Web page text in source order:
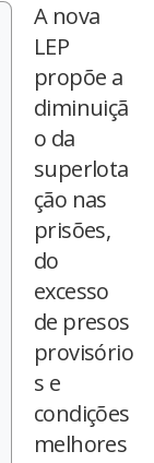
A nova
LEP
propõe a
diminuiçã
o da
superlota
ção nas
prisões,
do
excesso
de presos
provisório
s e
condições
melhores